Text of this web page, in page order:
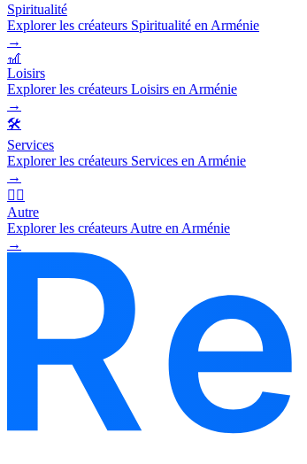
Spiritualité
Explorer les créateurs Spiritualité en Arménie
→
🎢
Loisirs
Explorer les créateurs Loisirs en Arménie
→
🛠️
Services
Explorer les créateurs Services en Arménie
→
🧜‍♂️
Autre
Explorer les créateurs Autre en Arménie
→